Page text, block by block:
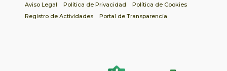
Aviso Legal Política de Privacidad
Política de Cookies
Registro de Actividades
Portal de Transparencia